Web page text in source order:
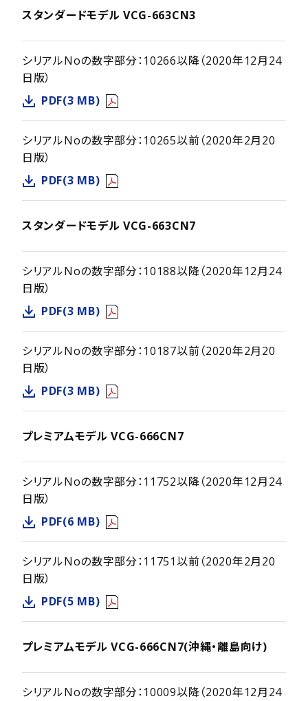
スタンダードモデル VCG-663CN3
シリアルNoの数字部分：10266以降（2020年12月24
日版）
PDF(3 MB)
シリアルNoの数字部分：10265以前（2020年2月20
日版）
PDF(3 MB)
スタンダードモデル VCG-663CN7
シリアルNoの数字部分：10188以降（2020年12月24
日版）
PDF(3 MB)
シリアルNoの数字部分：10187以前（2020年2月20
日版）
PDF(3 MB)
プレミアムモデル VCG-666CN7
シリアルNoの数字部分：11752以降（2020年12月24
日版）
PDF(6 MB)
シリアルNoの数字部分：11751以前（2020年2月20
日版）
PDF(5 MB)
プレミアムモデル VCG-666CN7(沖縄・離島向け)
シリアルNoの数字部分：10009以降（2020年12月24